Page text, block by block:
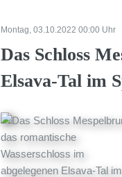
Montag, 03.10.2022 00:00 Uhr
Das Schloss
Elsava-Tal im